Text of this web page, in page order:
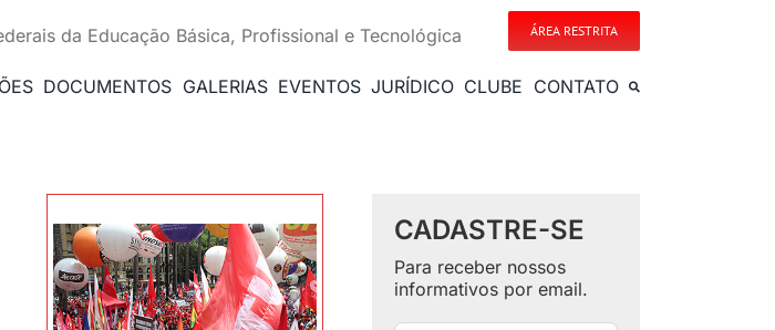
da Educação Básica, Profissional e Tecnológica ÁREA RESTRITA
DOCUMENTOS GALERIAS EVENTOS JURÍDICO CLUBE CONTATO
CADASTRE-SE
Para receber nossos
informativos por email.